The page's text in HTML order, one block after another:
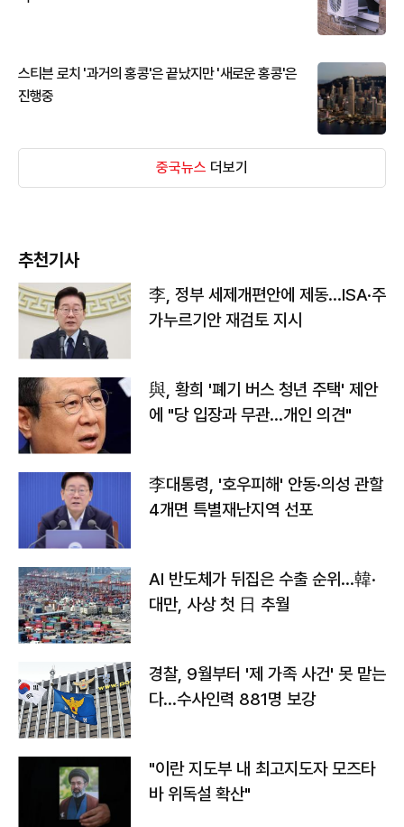
스티븐 로치 '과거의 홍콩'은 끝났지만 '새로운 홍콩'은
진행중
중국뉴스 더보기
추천기사
李, 정부 세제개편안에 제동…ISA·주
가누르기안 재검토 지시
與, 황희 '폐기 버스 청년 주택' 제안
에 "당 입장과 무관…개인 의견"
李대통령, '호우피해' 안동·의성 관할
4개면 특별재난지역 선포
AI 반도체가 뒤집은 수출 순위…韓·
대만, 사상 첫 日 추월
경찰, 9월부터 '제 가족 사건' 못 맡는
다…수사인력 881명 보강
"이란 지도부 내 최고지도자 모즈타
바 위독설 확산"